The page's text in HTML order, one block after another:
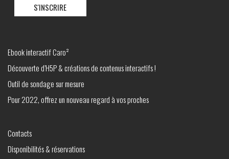
Ebook interactif Caro²
Découverte d’H5P & créations de contenus interactifs !
Outil de sondage sur mesure
Pour 2022, offrez un nouveau regard à vos proches
Contacts
Disponibilités & réservations